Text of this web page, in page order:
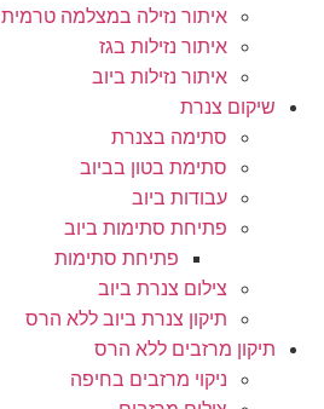
איתור נזילה במצלמה טרמית
איתור נזילות בגז
איתור נזילות ביוב
שיקום צנרת
סתימה בצנרת
סתימת בטון בביוב
עבודות ביוב
פתיחת סתימות ביוב
פתיחת סתימות
צילום צנרת ביוב
תיקון צנרת ביוב ללא הרס
תיקון מרזבים ללא הרס
ניקוי מרזבים בחיפה